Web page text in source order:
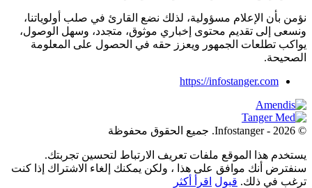
بأن الإعلام مسؤولية، لذلك نضع القارئ في صلب أولوياتنا،
إلى تقديم محتوى إخباري موثوق، متجدد، وسهل الوصول،
تطلعات الجمهور ويعزز حقه في الحصول على المعلومة
https://infostanger.com
هذا الموقع ملفات تعريف الارتباط لتحسين تجربتك.
أنك موافق على هذا ، ولكن يمكنك إلغاء الاشتراك إذا كنت
في ذلك.قبول اقرأ أكثر